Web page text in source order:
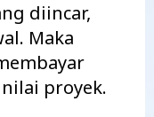
diincar,
Maka
proyek.